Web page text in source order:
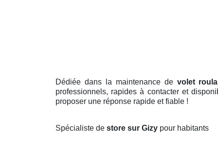
Dédiée dans la maintenance de volet
professionnels, rapides à contacter et
proposer une réponse rapide et fiable !
Spécialiste de store sur Gizy pour habitants